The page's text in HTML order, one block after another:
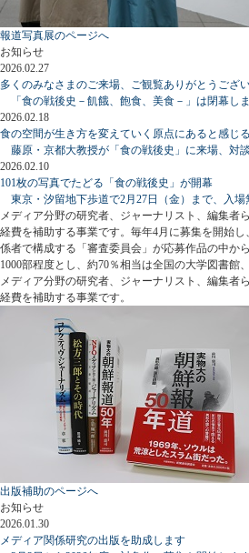
報道写真展のページへ
お知らせ
2026.02.27
多くのみなさまのご来場、ご観覧ありがとうござ
「食の戦後史－飢餓、飽食、美食－」は閉幕し
2026.02.18
食の空間が生き方を変えていく原点にあると感じ
藤原・京都大教授が「食の戦後史」に来場、対談
2026.02.10
101枚の写真でたどる「食の戦後史」が開幕
東京・汐留地下歩道で2月27日（金）まで、入場
メディア分野の研究者、ジャーナリスト、編集者
経費を補助する事業です。毎年4月に募集を開始
係者で構成する「審査委員会」が応募作品の中か
1000部程度とし、約70％相当は全国の大学図書館
メディア分野の研究者、ジャーナリスト、編集者
経費を補助する事業です。
出版補助のページへ
お知らせ
2026.01.30
メディア関係研究の出版を助成します